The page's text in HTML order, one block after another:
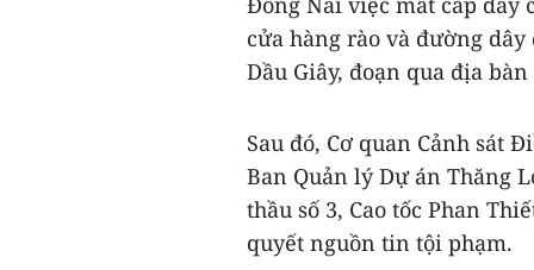
cửa hàng rào và đường
Dầu Giây, đoạn qua địa
Sau đó, Cơ quan Cảnh sát
Ban Quản lý Dự án Thăng
thầu số 3, Cao tốc Phan
quyết nguồn tin tội phạm.